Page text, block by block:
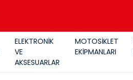
ELEKTRONİK
VE
AKSESUARLAR
MOTOSİKLET
EKİPMANLARI